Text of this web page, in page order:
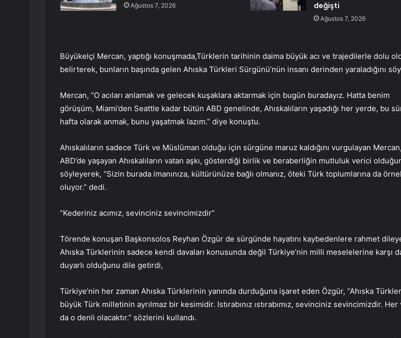
Ağustos 7, 2026
değişti
Ağustos 7, 2026
Büyükelçi Mercan, yaptığı konuşmada,Türklerin tarihinin daima büyük acı ve trajedilerle dolu
belirterek, bunların başında gelen Ahıska Türkleri Sürgünü’nün insanı derinden yaraladığını
Mercan, “O acıları anlamak ve gelecek kuşaklara aktarmak için bugün buradayız. Hatta benim
görüşüm, Miami’den Seattle kadar bütün ABD genelinde, Ahıskalıların yaşadığı her yerde, bu
hafta olarak anmak, bunu yaşatmak lazım.” diye konuştu.
Ahıskalıların sadece Türk ve Müslüman olduğu için sürgüne maruz kaldığını vurgulayan Mercan,
ABD’de yaşayan Ahıskalıların vatan aşkı, gösterdiği birlik ve beraberliğin mutluluk verici
söyleyerek, “Sizin burada imanınıza, kültürünüze bağlı olmanız, öteki Türk toplumlarına da
oluyor.” dedi.
“Kederiniz acımız, sevinciniz sevincimizdir”
Törende konuşan Başkonsolos Reyhan Özgür de sürgünde hayatını kaybedenlere rahmet
Ahıska Türklerinin sadece kendi davaları konusunda değil Türkiye’nin milli meselelerine karşı
duyarlı olduğunu dile getirdi,
Türkiye’nin her zaman Ahıska Türklerinin yanında durduğuna işaret eden Özgür, “Ahıska
büyük Türk milletinin ayrılmaz bir kesimidir. Istırabınız ıstırabımız, sevinciniz sevincimizdir. Her
da o denli olacaktır.” sözlerini kullandı.